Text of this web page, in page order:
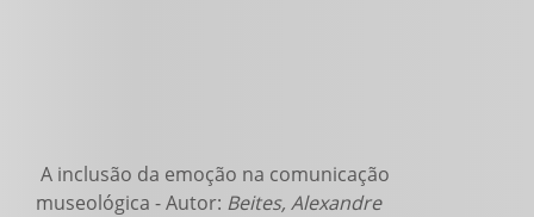
A inclusão da emoção na comunicação
museológica - Autor: Beites, Alexandre